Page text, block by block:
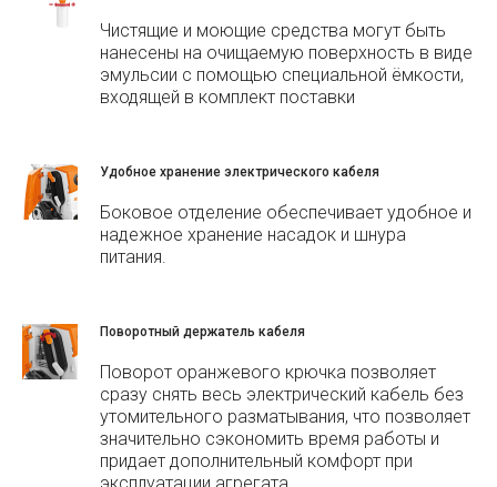
Чистящие и моющие средства могут быть
нанесены на очищаемую поверхность в виде
эмульсии с помощью специальной ёмкости,
входящей в комплект поставки
Удобное хранение электрического кабеля
Боковое отделение обеспечивает удобное и
надежное хранение насадок и шнура
питания.
Поворотный держатель кабеля
Поворот оранжевого крючка позволяет
сразу снять весь электрический кабель без
утомительного разматывания, что позволяет
значительно сэкономить время работы и
придает дополнительный комфорт при